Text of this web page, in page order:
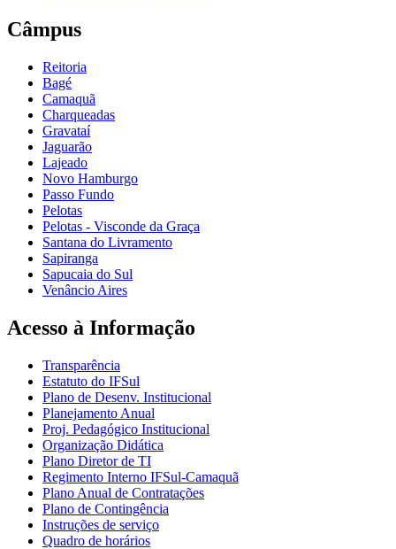
Câmpus
Reitoria
Bagé
Camaquã
Charqueadas
Gravataí
Jaguarão
Lajeado
Novo Hamburgo
Passo Fundo
Pelotas
Pelotas - Visconde da Graça
Santana do Livramento
Sapiranga
Sapucaia do Sul
Venâncio Aires
Acesso à Informação
Transparência
Estatuto do IFSul
Plano de Desenv. Institucional
Planejamento Anual
Proj. Pedagógico Institucional
Organização Didática
Plano Diretor de TI
Regimento Interno IFSul-Camaquã
Plano Anual de Contratações
Plano de Contingência
Instruções de serviço
Quadro de horários